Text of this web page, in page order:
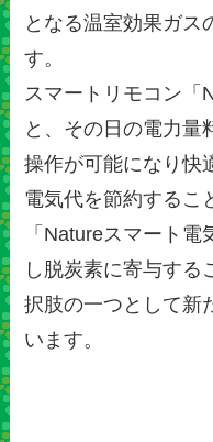
となる温室効果ガス
す。
スマートリモコン「
と、その日の電力量
操作が可能になり快
電気代を節約するこ
「Natureスマート
し脱炭素に寄与する
択肢の一つとして新
います。